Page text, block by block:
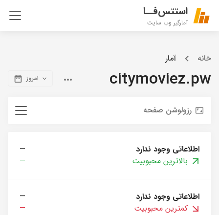
استتس‌فــا
آمارگیر وب سایت
خانه آمار
citymoviez.pw امروز
رزولوشن صفحه
اطلاعاتی وجود ندارد
—
بالاترین محبوبیت
—
اطلاعاتی وجود ندارد
—
کمترین محبوبیت
—